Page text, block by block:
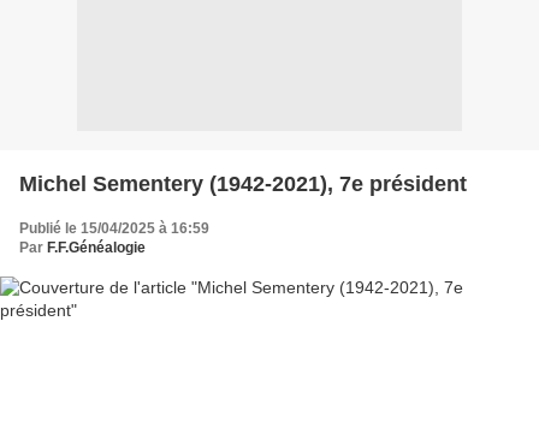
Michel Sementery (1942-2021), 7e président
Publié le 15/04/2025 à 16:59
Par F.F.Généalogie